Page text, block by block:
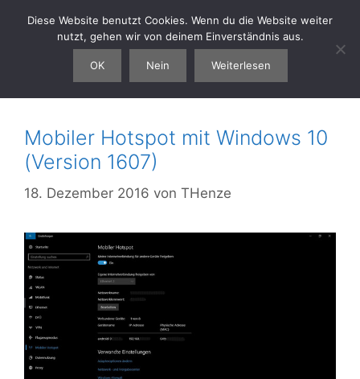
Inhaltthenze.eu Menü
Monat:Dezember 2016
Mobiler Hotspot mit Windows 10
(Version 1607)
18. Dezember 2016 von THenze
Diese Website benutzt Cookies. Wenn du die Website weiter
nutzt, gehen wir von deinem Einverständnis aus.
OK Nein Weiterlesen